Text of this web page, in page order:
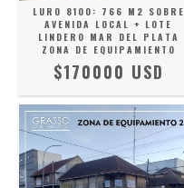
LURO 8100: 766 M2 SOBRE
AVENIDA LOCAL + LOTE
LINDERO MAR DEL PLATA
ZONA DE EQUIPAMIENTO
$170000 USD